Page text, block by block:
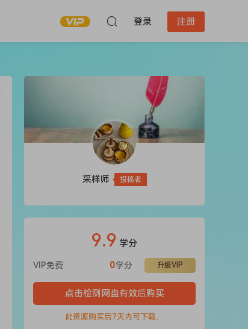
登录 注册
采样师 投稿者
9.9 学分
VIP免费 升级VIP
0学分
点击检测网盘有效后购买
此资源购买后7天内可下载。